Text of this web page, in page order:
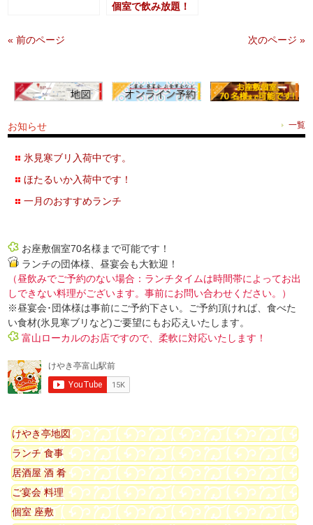
個室で飲み放題！
« 前のページ 次のページ »
お知らせ 一覧
氷見寒ブリ入荷中です。
ほたるいか入荷中です！
一月のおすすめランチ
お座敷個室70名様まで可能です！
ランチの団体様、昼宴会も大歓迎！
（昼飲みでご予約のない場合：ランチタイムは時間帯によってお出
しできない料理がございます。事前にお問い合わせください。）
※昼宴会･団体様は事前にご予約下さい。ご予約頂ければ、食べた
い食材(氷見寒ブリなど)ご要望にもお応えいたします。
富山ローカルのお店ですので、柔軟に対応いたします！
けやき亭地図
ランチ 食事
居酒屋 酒 肴
ご宴会 料理
個室 座敷